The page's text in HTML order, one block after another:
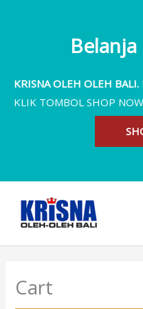
KRISNA OLEH OLEH BALI.
KLIK TOMBOL SHOP NOW
Cart